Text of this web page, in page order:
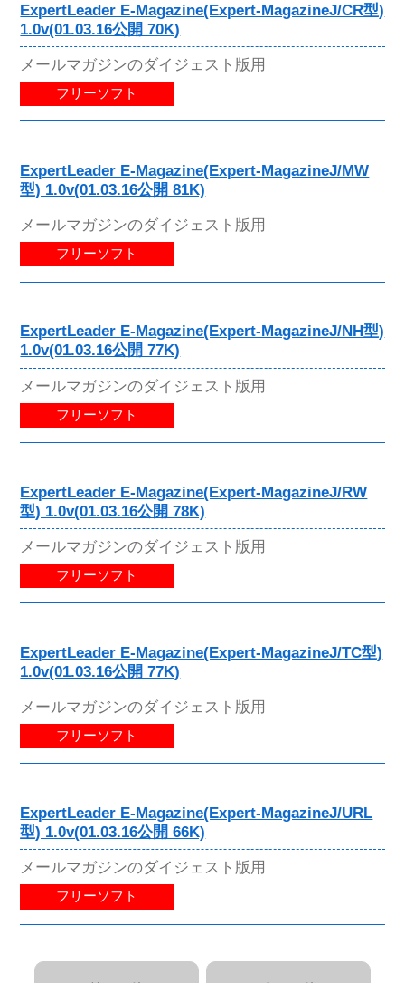
ExpertLeader E-Magazine(Expert-MagazineJ/CR型)
1.0v(01.03.16公開 70K)
メールマガジンのダイジェスト版用
フリーソフト
ExpertLeader E-Magazine(Expert-MagazineJ/MW
型) 1.0v(01.03.16公開 81K)
メールマガジンのダイジェスト版用
フリーソフト
ExpertLeader E-Magazine(Expert-MagazineJ/NH型)
1.0v(01.03.16公開 77K)
メールマガジンのダイジェスト版用
フリーソフト
ExpertLeader E-Magazine(Expert-MagazineJ/RW
型) 1.0v(01.03.16公開 78K)
メールマガジンのダイジェスト版用
フリーソフト
ExpertLeader E-Magazine(Expert-MagazineJ/TC型)
1.0v(01.03.16公開 77K)
メールマガジンのダイジェスト版用
フリーソフト
ExpertLeader E-Magazine(Expert-MagazineJ/URL
型) 1.0v(01.03.16公開 66K)
メールマガジンのダイジェスト版用
フリーソフト